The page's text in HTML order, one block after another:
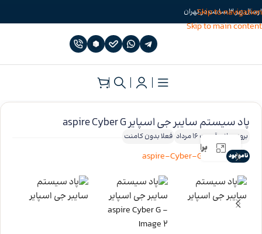
Skip to navigation
Skip to main content
ارسال زیر 3 ساعت در تهران
پاد سیستم اسپایر
پاد سیستم سایبر جی اسپایر aspire Cyber G
بروزرسانی قیمت 16 مرداد فعلا بدون کامنت
ناموجود
برای بزرگنمایی کلیک کنید